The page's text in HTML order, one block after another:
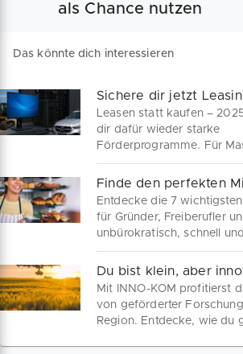
als Chance nutzen
Das könnte dich interessieren
Leasen statt kaufen –
dir dafür wieder starke
Förderprogramme. Für
Fahrzeuge,
oder IT gibt’s Zuschüsse,
Bürgschaften. So
– und hältst dein
flexibel und zukunftsfähig.
Entdecke die 7
für Gründer, Freiberufler
unbürokratisch, schnell
Sicherheiten. So findest
passende Finanzierung für
Vorhaben – von Berlin bis
Mit INNO-KOM profitierst
von geförderter
Region. Entdecke, wie du